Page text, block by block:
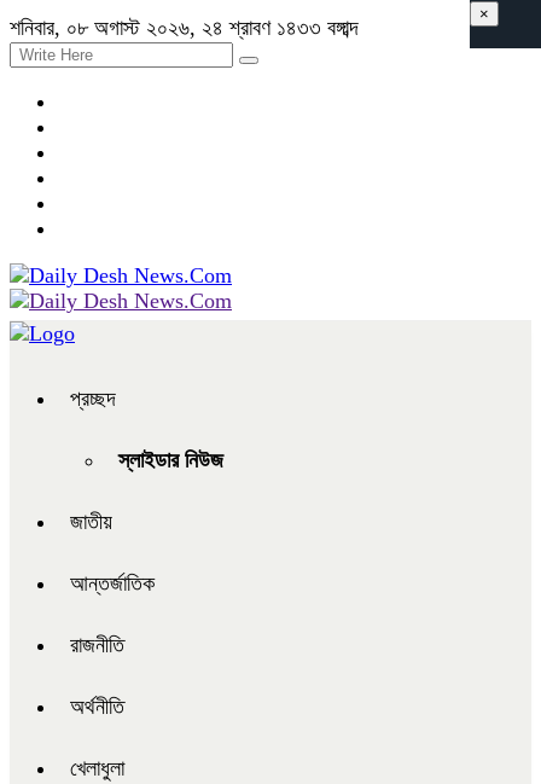
শনিবার, ০৮ অগাস্ট ২০২৬, ২৪ শ্রাবণ ১৪৩৩ বঙ্গাব্দ
প্রচ্ছদ
স্লাইডার নিউজ
জাতীয়
আন্তর্জাতিক
রাজনীতি
অর্থনীতি
খেলাধুলা
×